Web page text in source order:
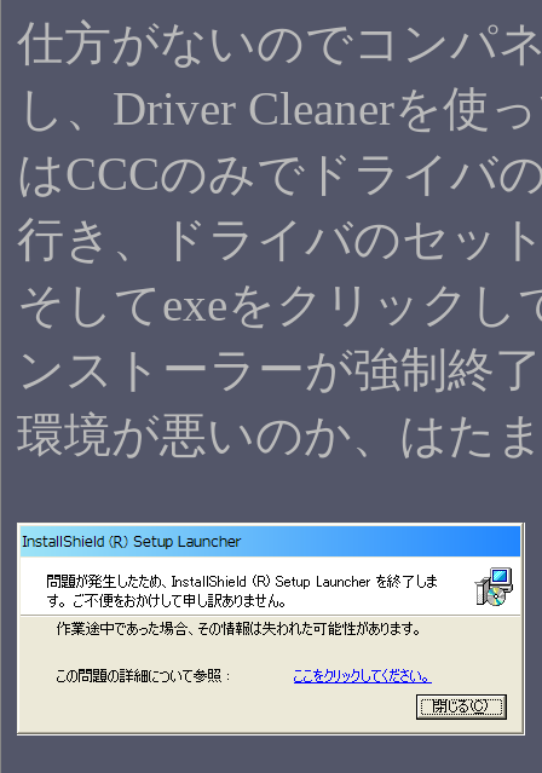
仕方がないのでコンパ
し、Driver Cleanerを使
はCCCのみでドライバ
行き、ドライバのセッ
そしてexeをクリック
ンストーラーが強制終
環境が悪いのか、はた